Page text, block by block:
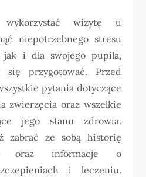
wykorzystać wizytę u
niepotrzebnego stresu
jak i dla swojego pupila,
się przygotować. Przed
pytania dotyczące
zwierzęcia oraz wszelkie
jego stanu zdrowia.
zabrać ze sobą historię
oraz informacje o
i leczeniu.